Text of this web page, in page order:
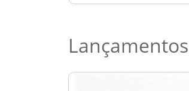
Lançamentos